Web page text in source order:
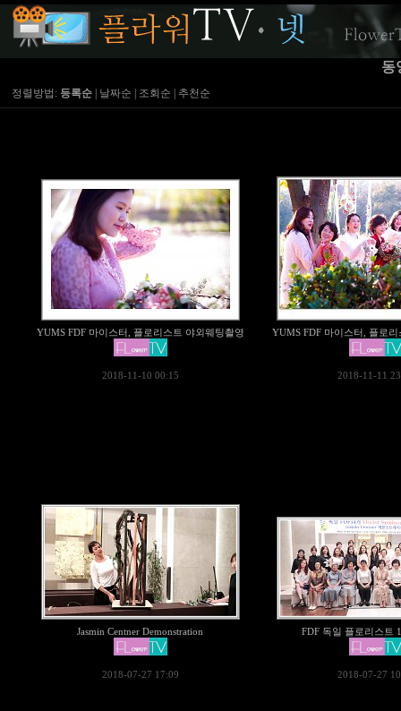
동
정렬방법: 등록순 날짜순 조회순 추천순
YUMS FDF 마이스터, 플로리스트 야외웨팅촬영
2018-11-10 00:15
YUMS FDF 마이스터, 플로
2018-11-11
Jasmin Centner Demonstration
2018-07-27 17:09
FDF 독일 플로리스트
2018-07-27